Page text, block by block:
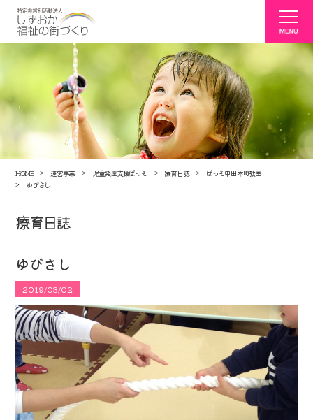
HOME 運営事業 児童発達支援ぱっそ 療育日誌
ぱっそ中田本町教室
ゆびさし
療育日誌
ゆびさし
2019/03/02